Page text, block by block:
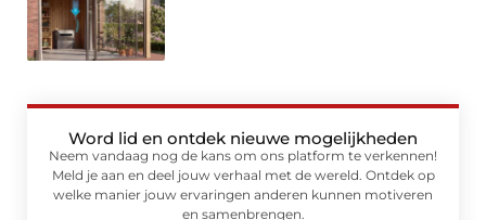
Word lid en ontdek nieuwe mogelijkheden
Neem vandaag nog de kans om ons platform te verkennen!
Meld je aan en deel jouw verhaal met de wereld. Ontdek op
welke manier jouw ervaringen anderen kunnen motiveren
en samenbrengen.